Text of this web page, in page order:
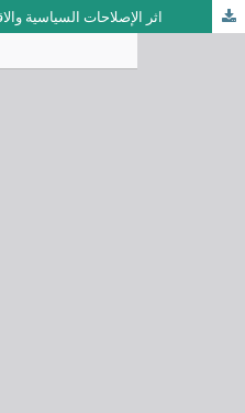
اثر الإصلاحات السياسية